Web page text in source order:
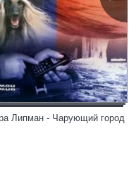
Липман - Чарующий город